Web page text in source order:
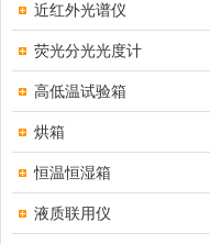
近红外光谱仪
荧光分光光度计
高低温试验箱
烘箱
恒温恒湿箱
液质联用仪